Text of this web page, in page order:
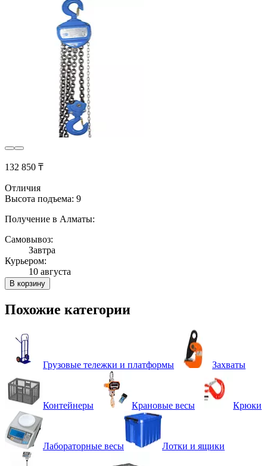
132 850 ₸
Отличия
Высота подъема: 9
Получение в Алматы:
Самовывоз:
Завтра
Курьером:
10 августа
В корзину
Похожие категории
Грузовые тележки и платформы Захваты
Контейнеры Крановые весы Крюки
Лабораторные весы Лотки и ящики